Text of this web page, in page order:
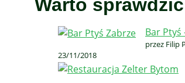
Warto sprawdzić
Bar Ptyś
przez Filip
23/11/2018